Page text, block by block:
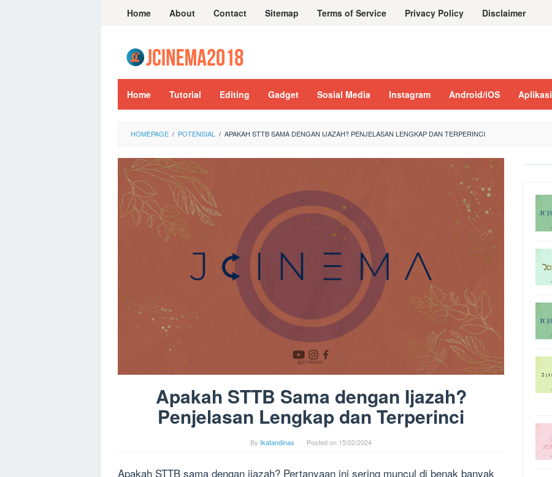
Home About Contact Sitemap Terms of Service Privacy Policy Disclaimer
Home Tutorial Editing Gadget Sosial Media Instagram Android/iOS Aplikasi
HOMEPAGE / POTENSIAL / APAKAH STTB SAMA DENGAN IJAZAH? PENJELASAN LENGKAP DAN TERPERINCI
Apakah STTB Sama dengan Ijazah?
Penjelasan Lengkap dan Terperinci
By Ikatandinas Posted on 15/02/2024
Apakah STTB sama dengan ijazah? Pertanyaan ini sering muncul di benak banyak